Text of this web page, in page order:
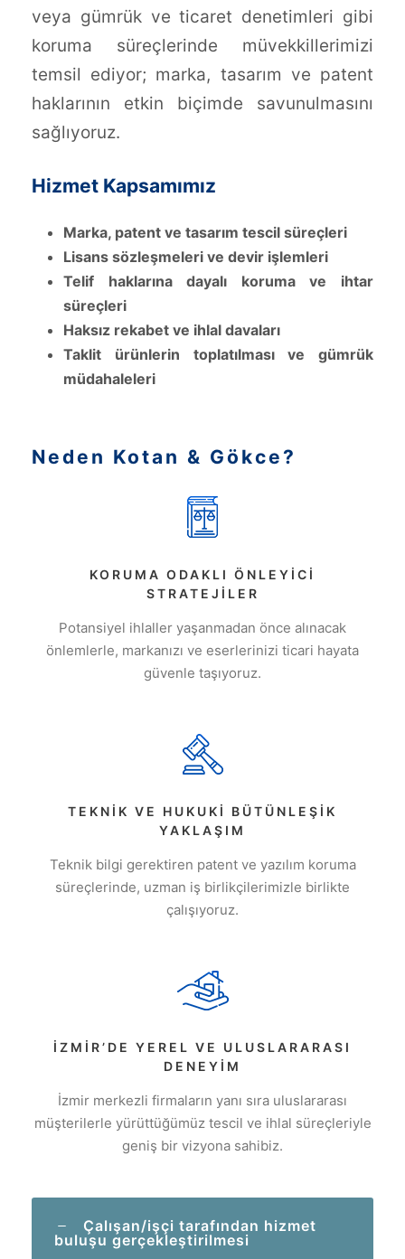
veya gümrük ve ticaret denetimleri gibi
koruma süreçlerinde müvekkillerimizi
temsil ediyor; marka, tasarım ve patent
haklarının etkin biçimde savunulmasını
sağlıyoruz.
Hizmet Kapsamımız
Marka, patent ve tasarım tescil süreçleri
Lisans sözleşmeleri ve devir işlemleri
Telif haklarına dayalı koruma ve ihtar
süreçleri
Haksız rekabet ve ihlal davaları
Taklit ürünlerin toplatılması ve gümrük
müdahaleleri
Neden Kotan & Gökce?
KORUMA ODAKLI ÖNLEYICI
STRATEJILER
Potansiyel ihlaller yaşanmadan önce alınacak
önlemlerle, markanızı ve eserlerinizi ticari hayata
güvenle taşıyoruz.
TEKNIK VE HUKUKI BÜTÜNLEŞIK
YAKLAŞIM
Teknik bilgi gerektiren patent ve yazılım koruma
süreçlerinde, uzman iş birlikçilerimizle birlikte
çalışıyoruz.
İZMIR’DE YEREL VE ULUSLARARASI
DENEYIM
İzmir merkezli firmaların yanı sıra uluslararası
müşterilerle yürüttüğümüz tescil ve ihlal süreçleriyle
geniş bir vizyona sahibiz.
Çalışan/işçi tarafından hizmet
buluşu gerçekleştirilmesi